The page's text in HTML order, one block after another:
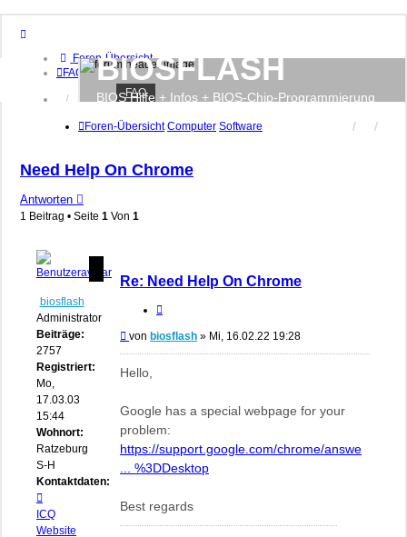
Foren-Übersicht
FAQ
Anmelden
BIOSFLASH
BIOS Hilfe + Infos + BIOS-Chip-Programmierung
FAQ
Foren-Übersicht Computer Software
Need Help On Chrome
Antworten
1 Beitrag • Seite 1 Von 1
biosflash
Administrator
Beiträge:
2757
Registriert:
Mo,
17.03.03
15:44
Wohnort:
Ratzeburg,
S-H
Kontaktdaten:
von
biosflash
ICQ
Website
Re: Need Help On Chrome
Beitrag
von biosflash » Mi, 16.02.22 19:28
Hello,
Google has a special webpage for your
problem:
https://support.google.com/chrome/answe
... %3DDesktop
Best regards